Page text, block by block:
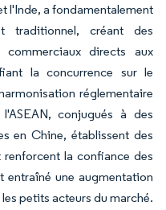
l'Inde, a fondamentalement
traditionnel, créant des
directs aux
la concurrence sur le
réglementaire
conjugués à des
en Chine, établissent des
la confiance des
entraîné une augmentation
petits acteurs du marché.